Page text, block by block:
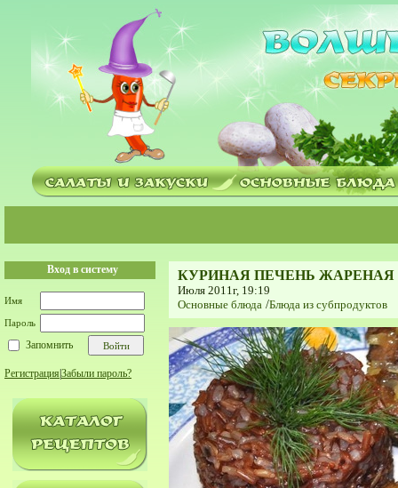
Вход в систему
Имя
Пароль
Запомнить
Регистрация Забыли пароль?
КУРИНАЯ ПЕЧЕНЬ
Июля 2011г, 19:19
Основные блюда /Блюда из субпродуктов